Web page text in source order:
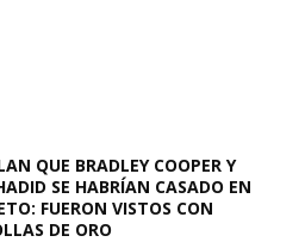
QUE BRADLEY COOPER Y
SE HABRÍAN CASADO EN
FUERON VISTOS CON
DE ORO